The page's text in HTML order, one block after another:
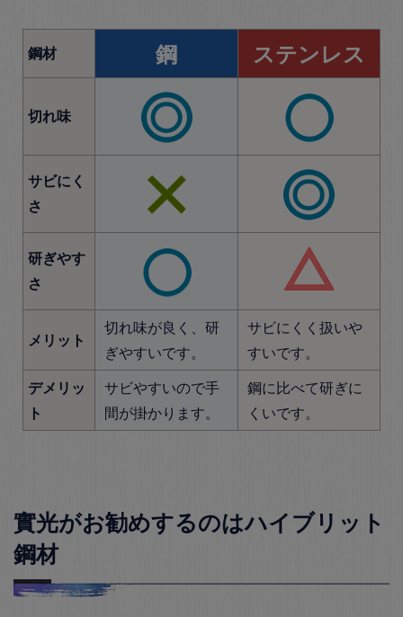
鋼材 鋼 ステンレス
切れ味
サビにく
さ
研ぎやす
さ
メリット
切れ味が良く、研
ぎやすいです。
サビにくく扱いや
すいです。
デメリッ
ト
サビやすいので手
間が掛かります。
鋼に比べて研ぎに
くいです。
實光がお勧めするのはハイブリット
鋼材